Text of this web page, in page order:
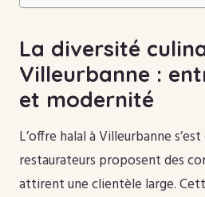
La diversité
Villeurbanne :
et modernité
L’offre halal à Villeurbanne
restaurateurs proposent des
attirent une clientèle large.